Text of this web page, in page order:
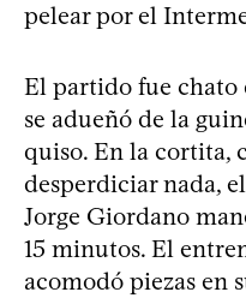
pelear por el
El partido fue chato
se adueñó de la
quiso. En la cortita,
desperdiciar nada,
Jorge Giordano
15 minutos. El
acomodó piezas en